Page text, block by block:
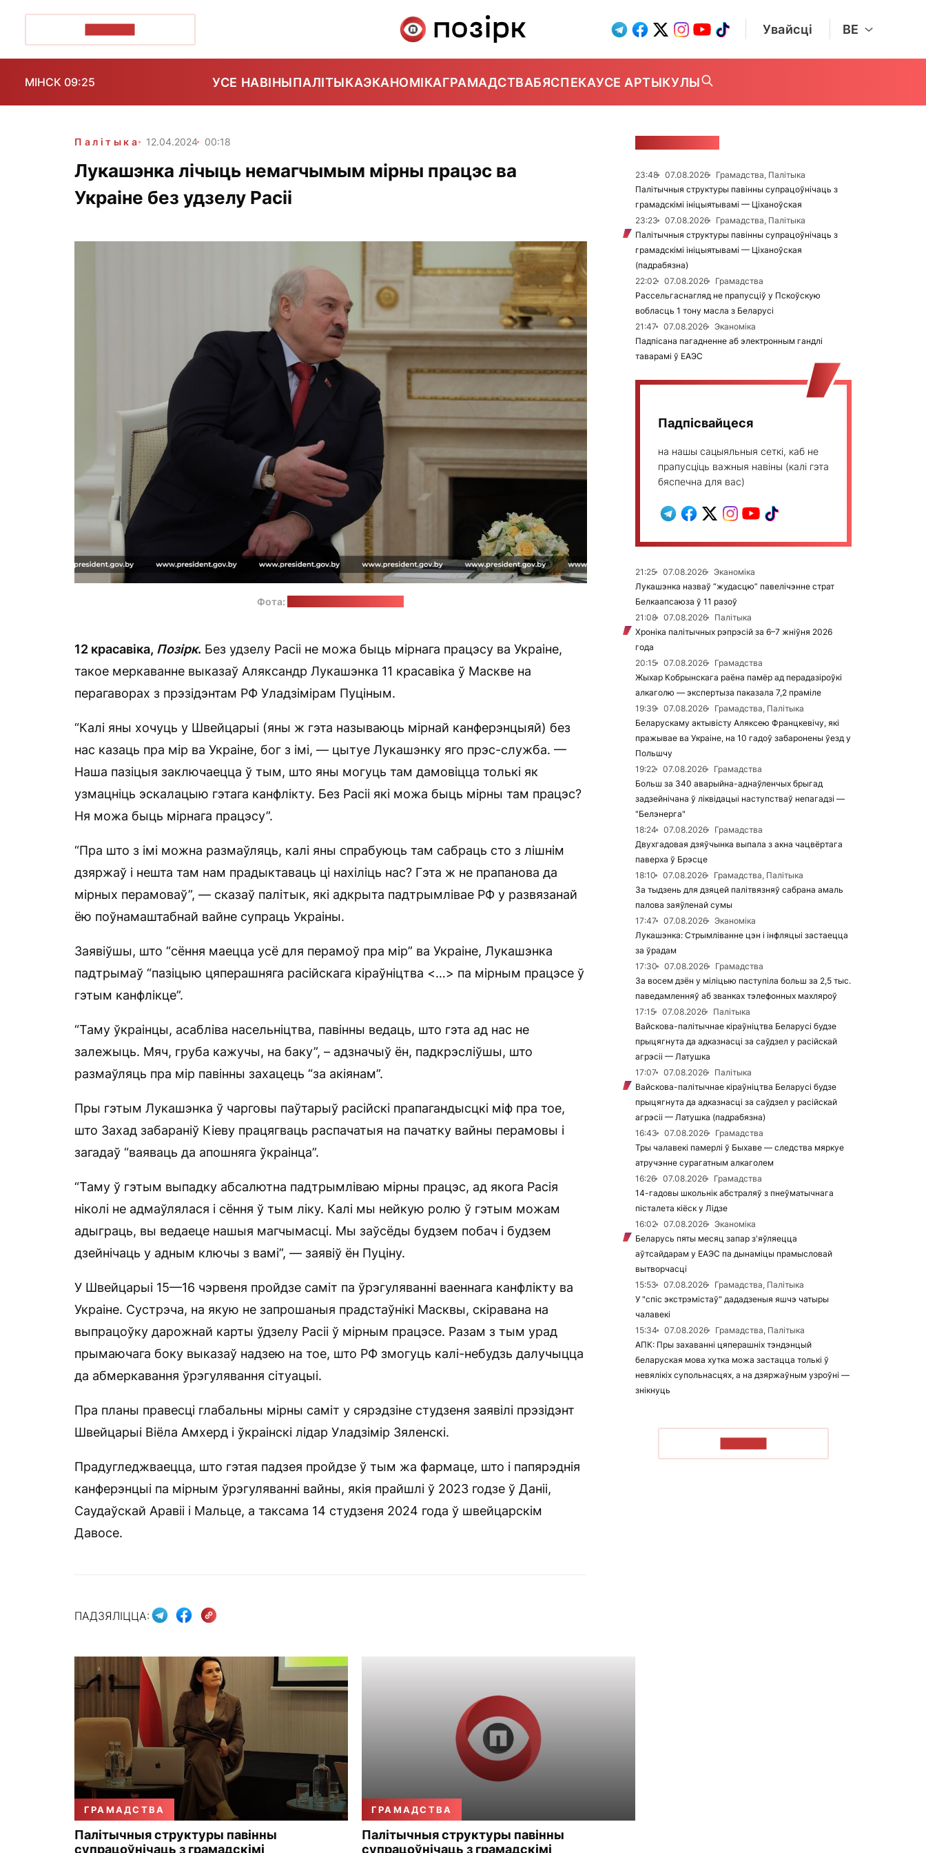
Увайсці BE
МІНСК 09:25 УСЕ НАВІНЫПАЛІТЫКАЭКАНОМІКАГРАМАДСТВАБЯСПЕКАУСЕ АРТЫКУЛЫ
Палітыка 12.04.2024 00:18
Лукашэнка лічыць немагчымым мірны працэс ва
Украіне без удзелу Расіі
Фота:
12 красавіка, Позірк. Без удзелу Расіі не можа быць мірнага працэсу ва Украіне,
такое меркаванне выказаў Аляксандр Лукашэнка 11 красавіка ў Маскве на
перагаворах з прэзідэнтам РФ Уладзімірам Пуціным.
“Калі яны хочуць у Швейцарыі (яны ж гэта называюць мірнай канферэнцыяй) без
нас казаць пра мір ва Украіне, бог з імі, — цытуе Лукашэнку яго прэс-служба. —
Наша пазіцыя заключаецца ў тым, што яны могуць там дамовіцца толькі як
узмацніць эскалацыю гэтага канфлікту. Без Расіі які можа быць мірны там працэс?
Ня можа быць мірнага працэсу”.
“Пра што з імі можна размаўляць, калі яны спрабуюць там сабраць сто з лішнім
дзяржаў і нешта там нам прадыктаваць ці нахіліць нас? Гэта ж не прапанова да
мірных перамоваў”, — сказаў палітык, які адкрыта падтрымлівае РФ у развязанай
ёю поўнамаштабнай вайне супраць Украіны.
Заявіўшы, што “сёння маецца усё для перамоў пра мір” ва Украіне, Лукашэнка
падтрымаў “пазіцыю цяперашняга расійскага кіраўніцтва <…> па мірным працэсе ў
гэтым канфлікце”.
“Таму ўкраінцы, асабліва насельніцтва, павінны ведаць, што гэта ад нас не
залежыць. Мяч, груба кажучы, на баку”, – адзначыў ён, падкрэсліўшы, што
размаўляць пра мір павінны захацець “за акіянам”.
Пры гэтым Лукашэнка ў чарговы паўтарыў расійскі прапагандысцкі міф пра тое,
што Захад забараніў Кіеву працягваць распачатыя на пачатку вайны перамовы і
загадаў “ваяваць да апошняга ўкраінца”.
“Таму ў гэтым выпадку абсалютна падтрымліваю мірны працэс, ад якога Расія
ніколі не адмаўлялася і сёння ў тым ліку. Калі мы нейкую ролю ў гэтым можам
адыграць, вы ведаеце нашыя магчымасці. Мы заўсёды будзем побач і будзем
дзейнічаць у адным ключы з вамі”, — заявіў ён Пуціну.
У Швейцарыі 15—16 чэрвеня пройдзе саміт па ўрэгуляванні ваеннага канфлікту ва
Украіне. Сустрэча, на якую не запрошаныя прадстаўнікі Масквы, скіравана на
выпрацоўку дарожнай карты ўдзелу Расіі ў мірным працэсе. Разам з тым урад
прымаючага боку выказаў надзею на тое, што РФ змогуць калі-небудзь далучыцца
да абмеркавання ўрэгулявання сітуацыі.
Пра планы правесці глабальны мірны саміт у сярэдзіне студзеня заявілі прэзідэнт
Швейцарыі Віёла Амхерд і ўкраінскі лідар Уладзімір Зяленскі.
Прадугледжваецца, што гэтая падзея пройдзе ў тым жа фармаце, што і папярэднія
канферэнцыі па мірным ўрэгуляванні вайны, якія прайшлі ў 2023 годзе ў Даніі,
Саудаўскай Аравіі і Мальце, а таксама 14 студзеня 2024 года ў швейцарскім
Давосе.
ПАДЗЯЛІЦЦА:
ГРАМАДСТВА
Палітычныя структуры павінны
супрацоўнічаць з грамадскімі
ГРАМАДСТВА
Палітычныя структуры павінны
супрацоўнічаць з грамадскімі
23:48 07.08.2026
Грамадства, Палітыка
Палітычныя структуры павінны супрацоўнічаць з
грамадскімі ініцыятывамі — Ціханоўская
23:23
07.08.2026
Грамадства, Палітыка
Палітычныя структуры павінны супрацоўнічаць з
грамадскімі ініцыятывамі — Ціханоўская
(падрабязна)
22:02
07.08.2026
Грамадства
Рассельгаснагляд не прапусціў у Пскоўскую
вобласць 1 тону масла з Беларусі
21:47
07.08.2026
Эканоміка
Падпісана пагадненне аб электронным гандлі
таварамі ў ЕАЭС
Падпісвайцеся
на нашы сацыяльныя сеткі, каб не
прапусціць важныя навіны (калі гэта
бяспечна для вас)
21:25 07.08.2026
Эканоміка
Лукашэнка назваў “жудасцю” павелічэнне страт
Белкаапсаюза ў 11 разоў
21:08
07.08.2026
Палітыка
Хроніка палітычных рэпрэсій за 6–7 жніўня 2026
года
20:15
07.08.2026
Грамадства
Жыхар Кобрынскага раёна памёр ад перадазіроўкі
алкаголю — экспертыза паказала 7,2 праміле
19:39
07.08.2026
Грамадства, Палітыка
Беларускаму актывісту Аляксею Францкевічу, які
пражывае ва Украіне, на 10 гадоў забаронены ўезд у
Польшчу
19:22
07.08.2026
Грамадства
Больш за 340 аварыйна-аднаўленчых брыгад
задзейнічана ў ліквідацыі наступстваў непагадзі —
"Белэнерга"
18:24
07.08.2026
Грамадства
Двухгадовая дзяўчынка выпала з акна чацвёртага
паверха ў Брэсце
18:10
07.08.2026
Грамадства, Палітыка
За тыдзень для дзяцей палітвязняў сабрана амаль
палова заяўленай сумы
17:47
07.08.2026
Эканоміка
Лукашэнка: Стрымліванне цэн і інфляцыі застаецца
за ўрадам
17:30
07.08.2026
Грамадства
За восем дзён у міліцыю паступіла больш за 2,5 тыс.
паведамленняў аб званках тэлефонных махляроў
17:15
07.08.2026
Палітыка
Вайскова-палітычнае кіраўніцтва Беларусі будзе
прыцягнута да адказнасці за саўдзел у расійскай
агрэсіі — Латушка
17:07
07.08.2026
Палітыка
Вайскова-палітычнае кіраўніцтва Беларусі будзе
прыцягнута да адказнасці за саўдзел у расійскай
агрэсіі — Латушка (падрабязна)
16:43
07.08.2026
Грамадства
Тры чалавекі памерлі ў Быхаве — следства мяркуе
атручэнне сурагатным алкаголем
16:26
07.08.2026
Грамадства
14-гадовы школьнік абстраляў з пнеўматычнага
пісталета кіёск у Лідзе
16:02
07.08.2026
Эканоміка
Беларусь пяты месяц запар з'яўляецца
аўтсайдарам у ЕАЭС па дынаміцы прамысловай
вытворчасці
15:53
07.08.2026
Грамадства, Палітыка
У "спіс экстрэмістаў" дададзеныя яшчэ чатыры
чалавекі
15:34
07.08.2026
Грамадства, Палітыка
АПК: Пры захаванні цяперашніх тэндэнцый
беларуская мова хутка можа застацца толькі ў
невялікіх супольнасцях, а на дзяржаўным узроўні —
знікнуць